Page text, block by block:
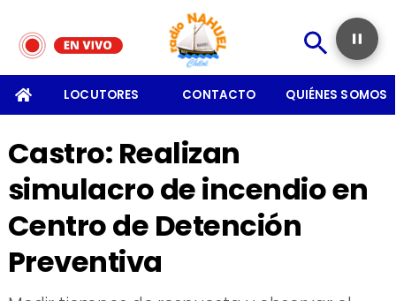
LOCUTORES CONTACTO QUIÉNES SOMOS
Castro: Realizan
simulacro de incendio en
Centro de Detención
Preventiva